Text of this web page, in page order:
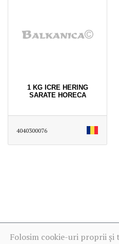
1 KG ICRE HERING
SARATE HORECA
4040300076
Folosim cookie-uri proprii și